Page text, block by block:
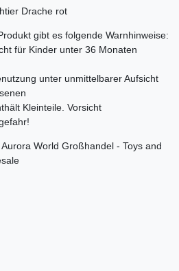
Drache rot
gibt es folgende Warnhinweise:
für Kinder unter 36 Monaten
unter unmittelbarer Aufsicht
Kleinteile. Vorsicht
World Großhandel - Toys and